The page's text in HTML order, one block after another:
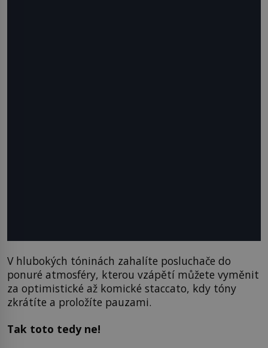
V hlubokých tóninách zahalíte posluchače do
ponuré atmosféry, kterou vzápětí můžete vyměnit
za optimistické až komické staccato, kdy tóny
zkrátíte a proložíte pauzami.
Tak toto tedy ne!